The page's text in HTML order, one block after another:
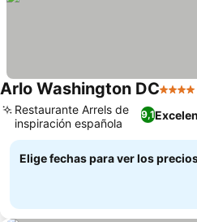
Arlo Washington DC4
9,1
Restaurante Arrels de
inspiración española
Elige fechas para ver los